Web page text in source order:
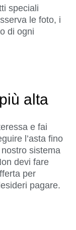
speciali
le foto, i
di ogni
alta
e fai
l’asta fino
sistema
devi fare
per
pagare.